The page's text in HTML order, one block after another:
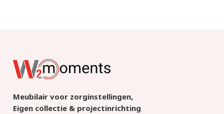
Meubilair voor zorginstellingen,
Eigen collectie & projectinrichting